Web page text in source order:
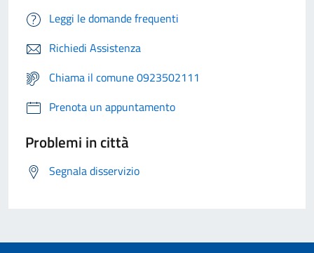
Leggi le domande frequenti
Richiedi Assistenza
Chiama il comune 0923502111
Prenota un appuntamento
Problemi in città
Segnala disservizio